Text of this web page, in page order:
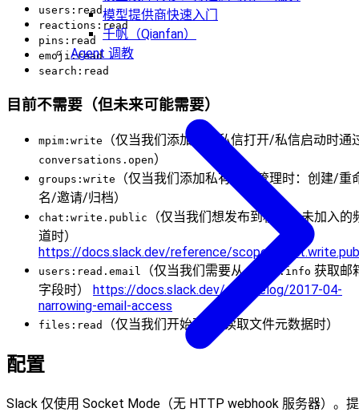
模型提供商快速入门
千帆（Qianfan）
Agent 调教
users:read
reactions:read
pins:read
emoji:read
search:read
目前不需要（但未来可能需要）
mpim:write （仅当我们添加群组私信打开/私信启动时通
conversations.open）
groups:write
（仅当我们添加私有频道管理时：创建/重
名/邀请/归档）
chat:write.public
（仅当我们想发布到机器人未加入的
道时）
https://docs.slack.dev/reference/scopes/
users:read.email （仅当我们需要从 users.info 获取邮
字段时） https://docs.slack.dev/changelog/2017-04-
narrowing-email-access
files:read （仅当我们开始列出/读取文件元数据时）
配置
Slack 仅使用 Socket Mode（无 HTTP webhook 服务器）。提